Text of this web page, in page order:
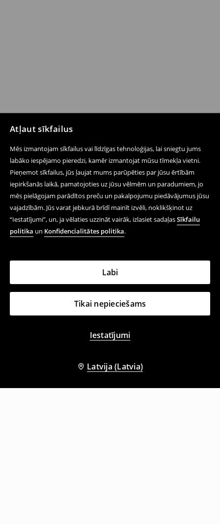
Atļaut sīkfailus
Mēs izmantojam sīkfailus vai līdzīgas tehnoloģijas, lai sniegtu jums
labāko iespējamo pieredzi, kamēr izmantojat mūsu tīmekļa vietni.
Pieņemot sīkfailus, jūs ļaujat mums parūpēties par jūsu ērtībām
iepirkšanās laikā, pamatojoties uz jūsu vēlmēm un paradumiem, jo
mēs pielāgojam parādītos preču un pakalpojumu piedāvājumus jūsu
vajadzībām. Jūs varat jebkurā brīdī mainīt izvēli, noklikšķinot uz
“Iestatījumi”, un, ja vēlaties uzzināt vairāk, izlasiet sadaļasSīkfailu
politika un Konfidencialitātes politika.
Tikai nepieciešams
Iestatījumi
Labi
Latvija (Latvia)